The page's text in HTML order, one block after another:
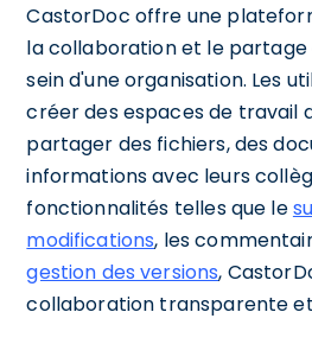
CastorDoc offre une
la collaboration et le partage
sein d'une organisation. Les
créer des espaces de travail
partager des fichiers, des
informations avec leurs
fonctionnalités telles que le
modifications, les
gestion des versions,
collaboration transparente